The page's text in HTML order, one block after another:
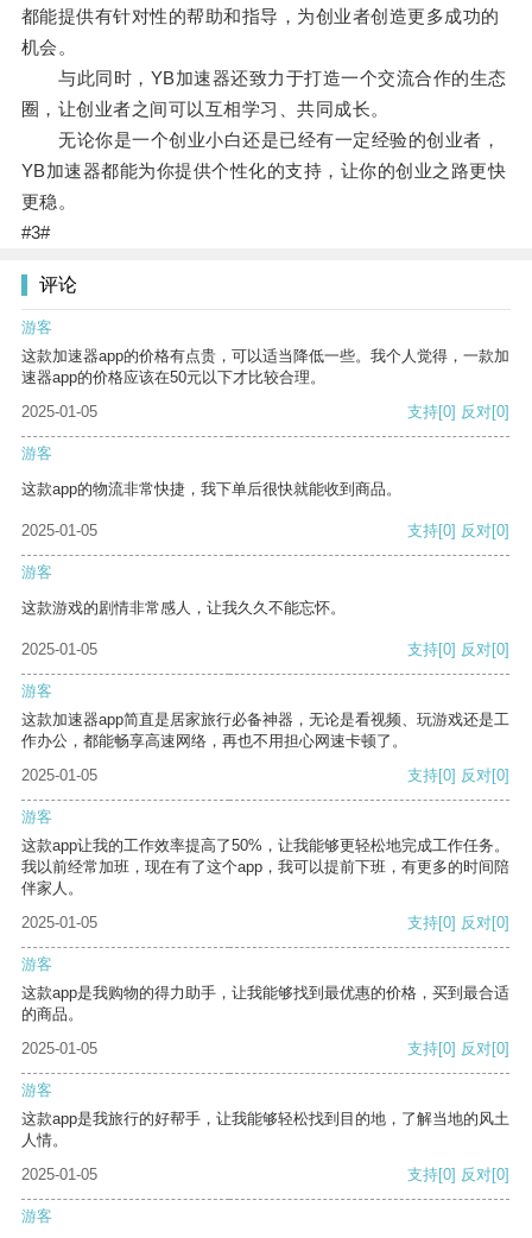
都能提供有针对性的帮助和指导，为创业者创造更多成功的
机会。
与此同时，YB加速器还致力于打造一个交流合作的生态
圈，让创业者之间可以互相学习、共同成长。
无论你是一个创业小白还是已经有一定经验的创业者，
YB加速器都能为你提供个性化的支持，让你的创业之路更快
更稳。
#3#
评论
游客
这款加速器app的价格有点贵，可以适当降低一些。我个人觉得，一款加
速器app的价格应该在50元以下才比较合理。
2025-01-05
支持[0] 反对[0]
游客
这款app的物流非常快捷，我下单后很快就能收到商品。
2025-01-05 支持[0] 反对[0]
游客
这款游戏的剧情非常感人，让我久久不能忘怀。
2025-01-05 支持[0] 反对[0]
游客
这款加速器app简直是居家旅行必备神器，无论是看视频、玩游戏还是工
作办公，都能畅享高速网络，再也不用担心网速卡顿了。
2025-01-05
支持[0] 反对[0]
游客
这款app让我的工作效率提高了50%，让我能够更轻松地完成工作任务。
我以前经常加班，现在有了这个app，我可以提前下班，有更多的时间陪
伴家人。
2025-01-05
支持[0] 反对[0]
游客
这款app是我购物的得力助手，让我能够找到最优惠的价格，买到最合适
的商品。
2025-01-05
支持[0] 反对[0]
游客
这款app是我旅行的好帮手，让我能够轻松找到目的地，了解当地的风土
人情。
2025-01-05
支持[0] 反对[0]
游客